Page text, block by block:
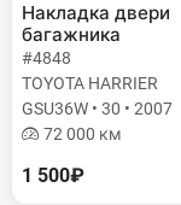
Накладка двери
багажника
#4848
TOYOTA HARRIER
GSU36W • 30 • 2007
72 000 км
1 500₽